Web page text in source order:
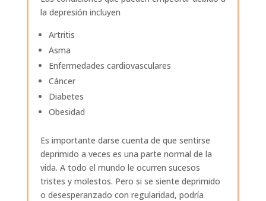
la depresión incluyen
Artritis
Asma
Enfermedades cardiovasculares
Cáncer
Diabetes
Obesidad
Es importante darse cuenta de que sentirse
deprimido a veces es una parte normal de la
vida. A todo el mundo le ocurren sucesos
tristes y molestos. Pero si se siente deprimido
o desesperanzado con regularidad, podría